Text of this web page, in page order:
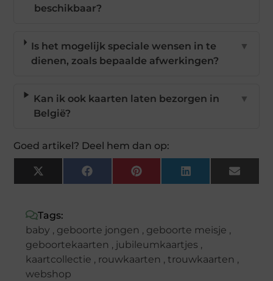
beschikbaar?
Is het mogelijk speciale wensen in te
dienen, zoals bepaalde afwerkingen?
▼
Kan ik ook kaarten laten bezorgen in
België?
▼
Goed artikel? Deel hem dan op:
X
(Twitter)
FacebookPinterestLinkedIn Email
Tags:
baby , geboorte jongen , geboorte meisje ,
geboortekaarten , jubileumkaartjes ,
kaartcollectie , rouwkaarten , trouwkaarten ,
webshop